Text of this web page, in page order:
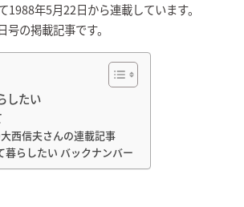
1988年5月22日から連載しています。
の掲載記事です。
したい
西信夫さんの連載記事
暮らしたい バックナンバー